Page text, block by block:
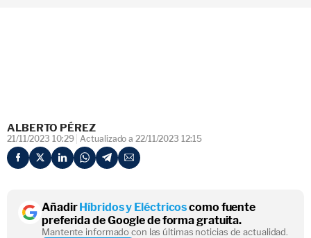
ALBERTO PÉREZ
21/11/2023 10:29 Actualizado a 22/11/2023 12:15
AñadirHíbridos y Eléctricoscomo fuente
preferida de Google de forma gratuita.
Mantente informado con las últimas noticias de actualidad.